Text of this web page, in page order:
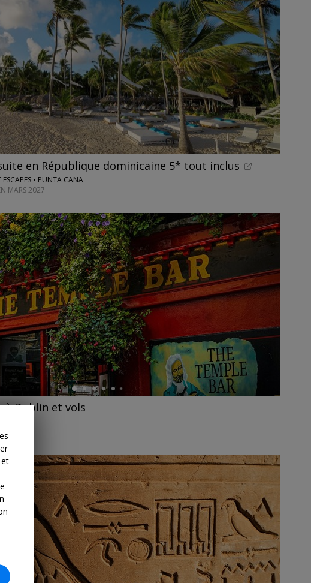
en République dominicaine 5* tout inclus
ESCAPES • PUNTA CANA
MARS 2027
à Dublin et vols